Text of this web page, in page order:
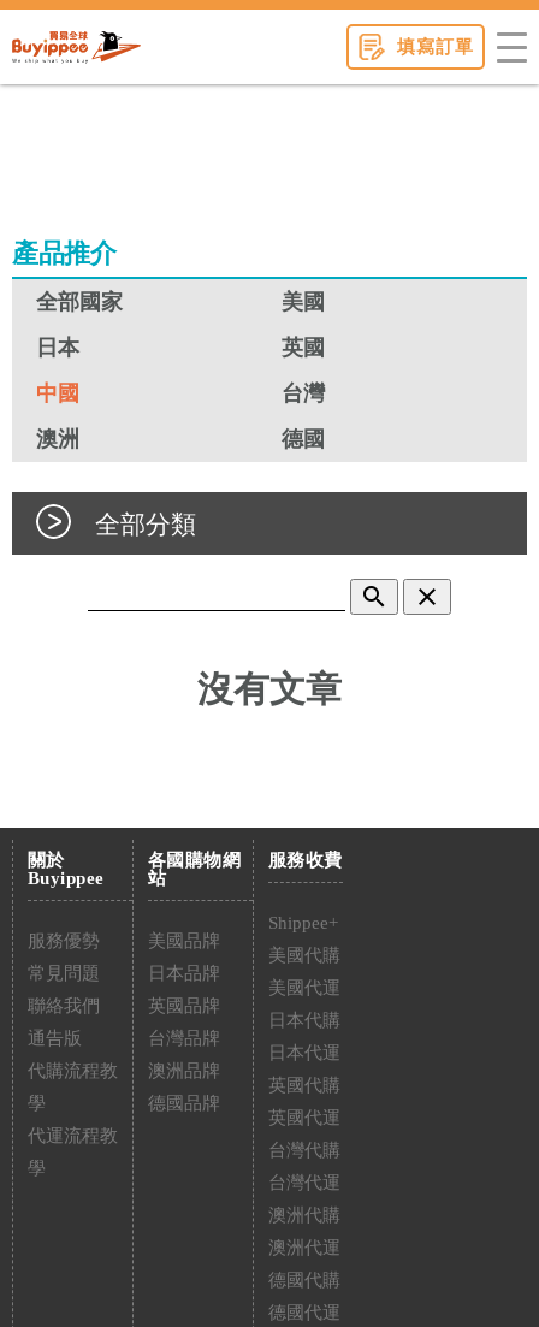
填寫訂單
產品推介
全部國家
美國
日本
英國
中國
台灣
澳洲
德國
全部分類
search clear
沒有文章
關於
Buyippee
服務優勢
常見問題
聯絡我們
通告版
代購流程教
學
代運流程教
學
各國購物網
站
美國品牌
日本品牌
英國品牌
台灣品牌
澳洲品牌
德國品牌
服務收費
Shippee+
美國代購
美國代運
日本代購
日本代運
英國代購
英國代運
台灣代購
台灣代運
澳洲代購
澳洲代運
德國代購
德國代運